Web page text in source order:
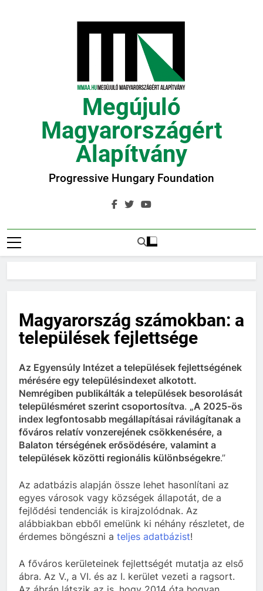
Megújuló
Magyarországért
Alapítvány
Progressive Hungary Foundation
Magyarország számokban: a
települések fejlettsége
Az Egyensúly Intézet a települések fejlettségének
mérésére egy településindexet alkotott.
Nemrégiben publikálták a települések besorolását
településméret szerint csoportosítva. „A 2025-ös
index legfontosabb megállapításai rávilágítanak a
főváros relatív vonzerejének csökkenésére, a
Balaton térségének erősödésére, valamint a
települések közötti regionális különbségekre.”
Az adatbázis alapján össze lehet hasonlítani az
egyes városok vagy községek állapotát, de a
fejlődési tendenciák is kirajzolódnak. Az
alábbiakban ebből emelünk ki néhány részletet, de
érdemes böngészni a teljes adatbázist!
A főváros kerületeinek fejlettségét mutatja az első
ábra. Az V., a VI. és az I. kerület vezeti a ragsort.